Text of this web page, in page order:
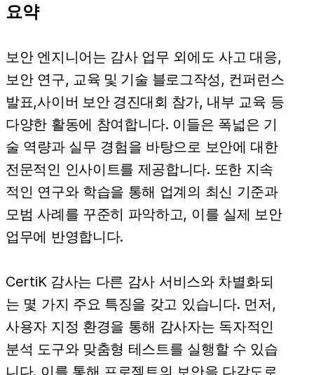
요약
보안 엔지니어는 감사 업무 외에도 사고 대응,
보안 연구, 교육 및 기술 블로그작성, 컨퍼런스
발표,사이버 보안 경진대회 참가, 내부 교육 등
다양한 활동에 참여합니다. 이들은 폭넓은 기
술 역량과 실무 경험을 바탕으로 보안에 대한
전문적인 인사이트를 제공합니다. 또한 지속
적인 연구와 학습을 통해 업계의 최신 기준과
모범 사례를 꾸준히 파악하고, 이를 실제 보안
업무에 반영합니다.
CertiK 감사는 다른 감사 서비스와 차별화되
는 몇 가지 주요 특징을 갖고 있습니다. 먼저,
사용자 지정 환경을 통해 감사자는 독자적인
분석 도구와 맞춤형 테스트를 실행할 수 있습
니다. 이를 통해 프로젝트의 보안을 다각도로